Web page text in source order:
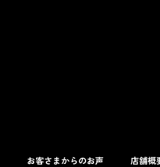
お客さまからのお声 店舗概